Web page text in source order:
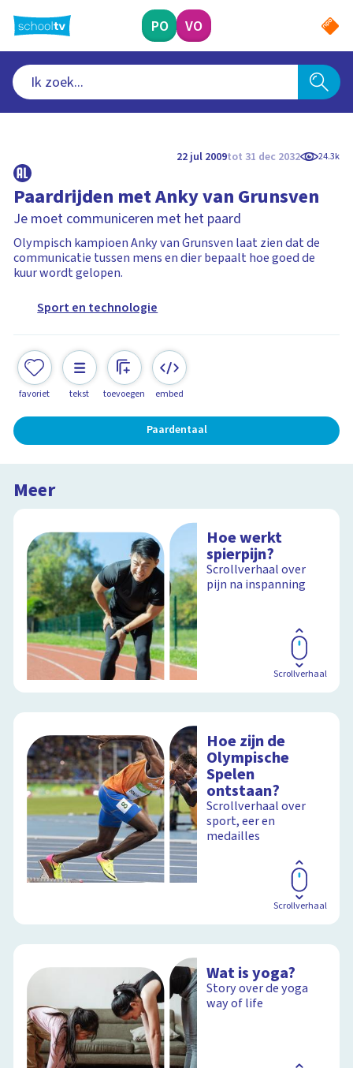
naar
hoofdinhoud
PO VO
22 jul 2009tot 31 dec 2032 24.3k
Paardrijden met Anky van Grunsven
Je moet communiceren met het paard
Olympisch kampioen Anky van Grunsven laat zien dat de
communicatie tussen mens en dier bepaalt hoe goed de
kuur wordt gelopen.
Sport en technologie
favoriet tekst toevoegen embed
Paardentaal
Meer
Hoe werkt
spierpijn?
Scrollverhaal over
pijn na inspanning
Scrollverhaal
Hoe zijn de
Olympische
Spelen
ontstaan?
Scrollverhaal over
sport, eer en
medailles
Scrollverhaal
Wat is yoga?
Story over de yoga
way of life